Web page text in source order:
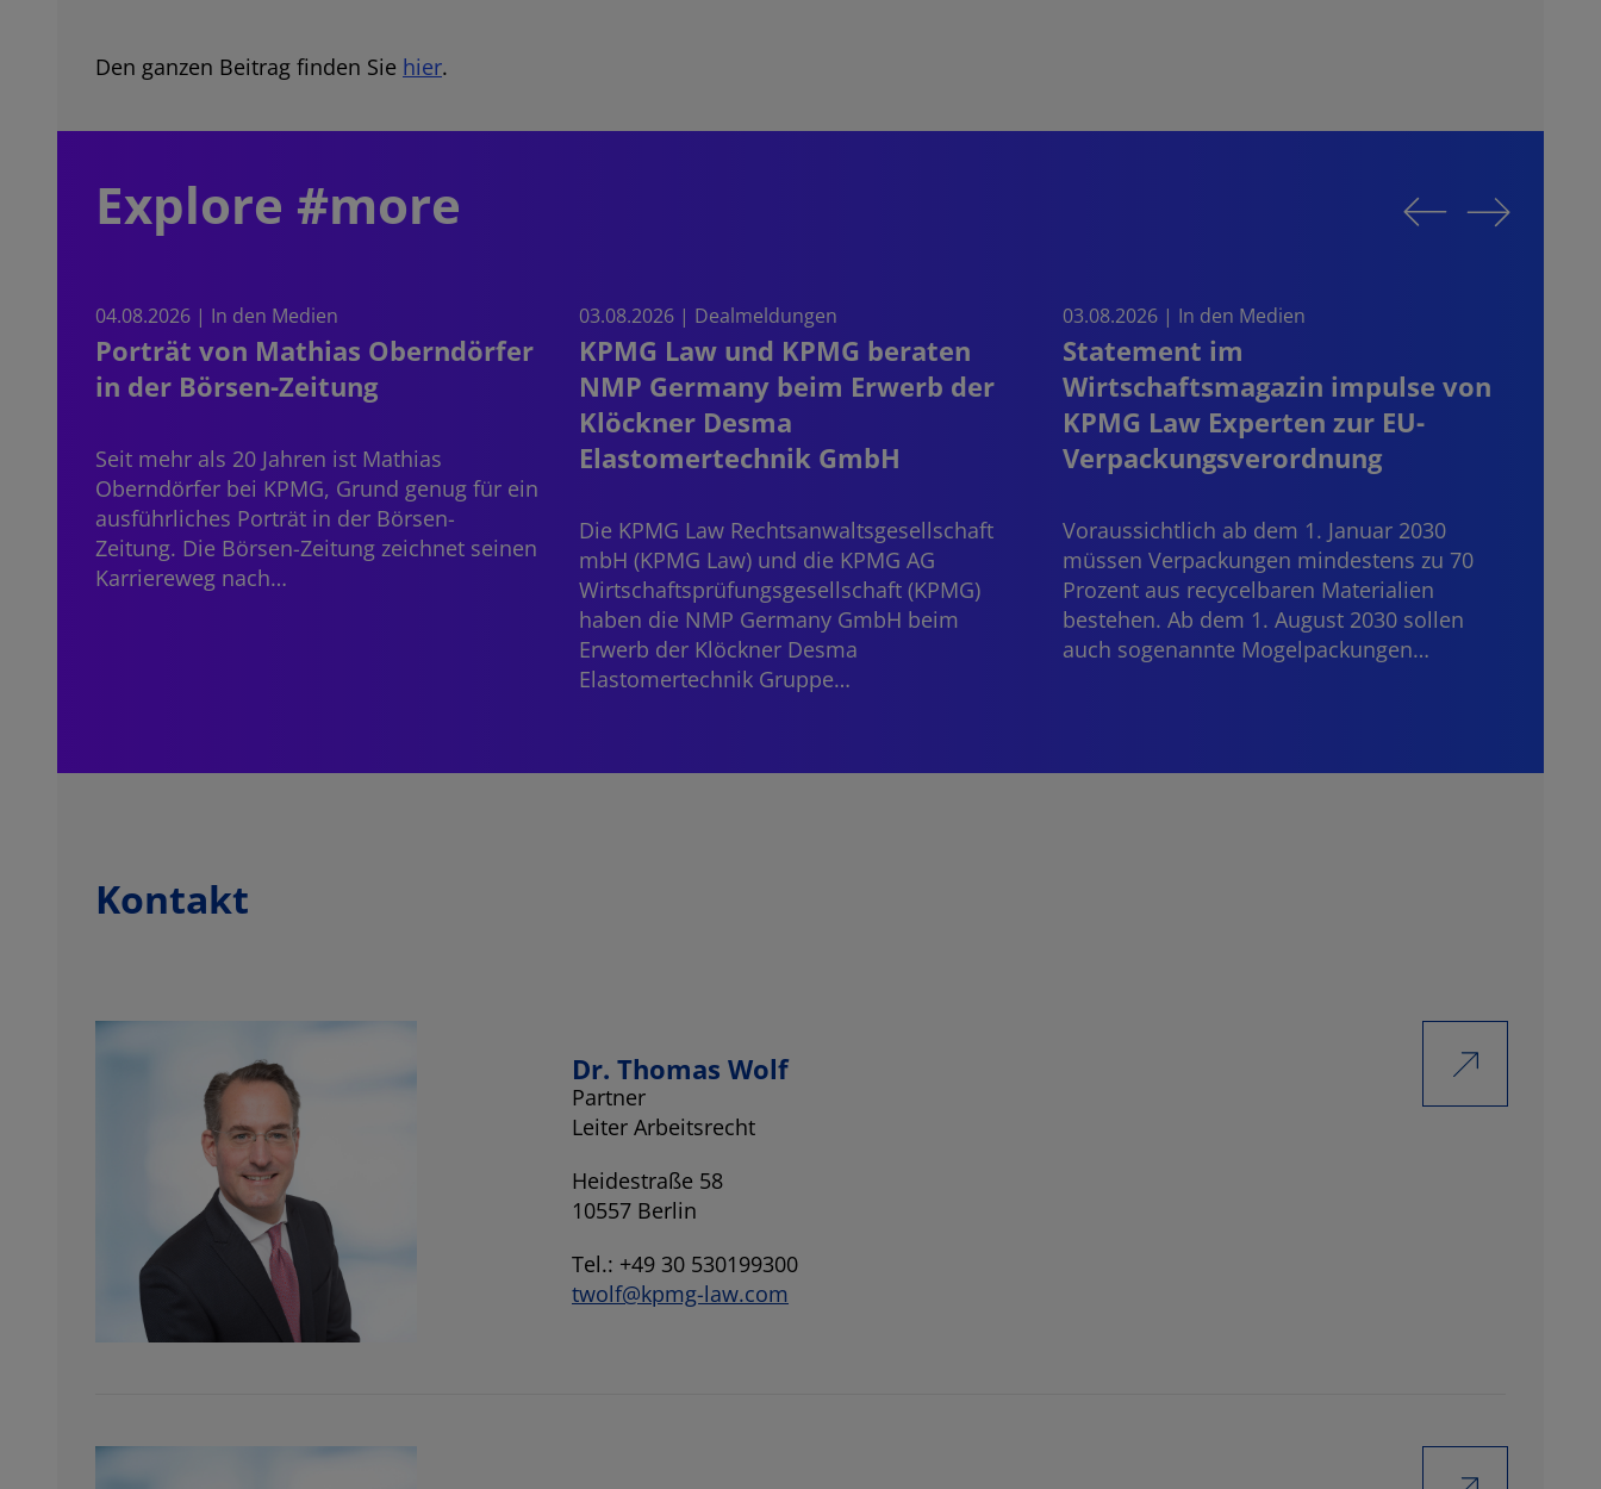
Den ganzen Beitrag finden Sie hier.
Explore #more
04.08.2026 | In den Medien
Porträt von Mathias Oberndörfer
in der Börsen-Zeitung
Seit mehr als 20 Jahren ist Mathias
Oberndörfer bei KPMG, Grund genug für ein
ausführliches Porträt in der Börsen-
Zeitung. Die Börsen-Zeitung zeichnet seinen
Karriereweg nach…
03.08.2026 | Dealmeldungen
KPMG Law und KPMG beraten
NMP Germany beim Erwerb der
Klöckner Desma
Elastomertechnik GmbH
Die KPMG Law Rechtsanwaltsgesellschaft
mbH (KPMG Law) und die KPMG AG
Wirtschaftsprüfungsgesellschaft (KPMG)
haben die NMP Germany GmbH beim
Erwerb der Klöckner Desma
Elastomertechnik Gruppe…
03.08.2026 | In den Medien
Statement im
Wirtschaftsmagazin impulse von
KPMG Law Experten zur EU-
Verpackungsverordnung
Voraussichtlich ab dem 1. Januar 2030
müssen Verpackungen mindestens zu 70
Prozent aus recycelbaren Materialien
bestehen. Ab dem 1. August 2030 sollen
auch sogenannte Mogelpackungen…
Kontakt
Dr. Thomas Wolf
Partner
Leiter Arbeitsrecht
Heidestraße 58
10557 Berlin
Tel.: +49 30 530199300
twolf@kpmg-law.com